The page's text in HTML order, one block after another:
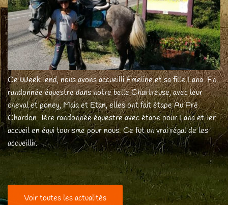
Ce Week-end, nous avons accueilli Emeline et sa fille Lana. En
randonnée équestre dans notre belle Chartreuse, avec leur
cheval et poney, Maia et Etan, elles ont fait étape Au Pré
Chardon. 1ère randonnée équestre avec étape pour Lana et 1er
accueil en équi tourisme pour nous. Ce fût un vrai régal de les
accueillir.
Voir toutes les actualités